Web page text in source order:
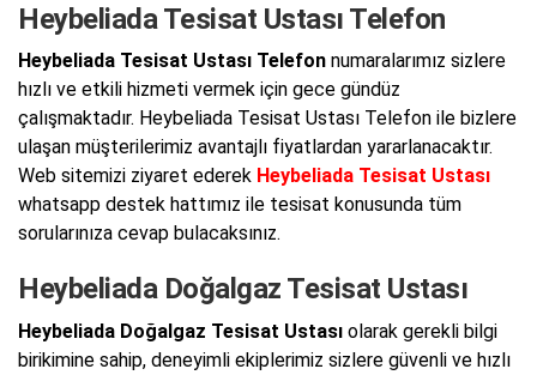
Heybeliada Tesisat Ustası Telefon
Heybeliada Tesisat Ustası Telefon numaralarımız sizlere
hızlı ve etkili hizmeti vermek için gece gündüz
çalışmaktadır. Heybeliada Tesisat Ustası Telefon ile bizlere
ulaşan müşterilerimiz avantajlı fiyatlardan yararlanacaktır.
Web sitemizi ziyaret ederek Heybeliada Tesisat Ustası
whatsapp destek hattımız ile tesisat konusunda tüm
sorularınıza cevap bulacaksınız.
Heybeliada Doğalgaz Tesisat Ustası
Heybeliada Doğalgaz Tesisat Ustası olarak gerekli bilgi
birikimine sahip, deneyimli ekiplerimiz sizlere güvenli ve hızlı